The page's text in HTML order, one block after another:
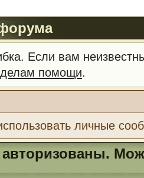
Если вам
помощи.
личные